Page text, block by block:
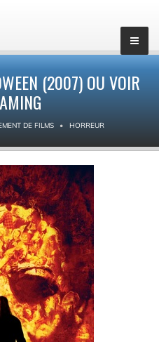
(2007) OU VOIR
DE FILMS HORREUR